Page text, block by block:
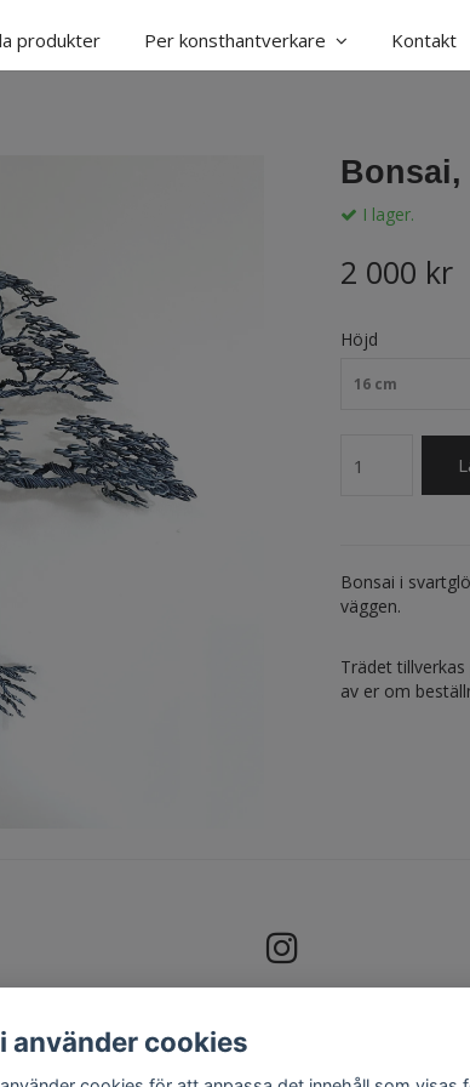
I lager.
2 000 kr
Höjd
16 cm
Bonsai i
väggen.
Trädet
av er om
använder cookies
produkter Per konsthantverkare Kontakt